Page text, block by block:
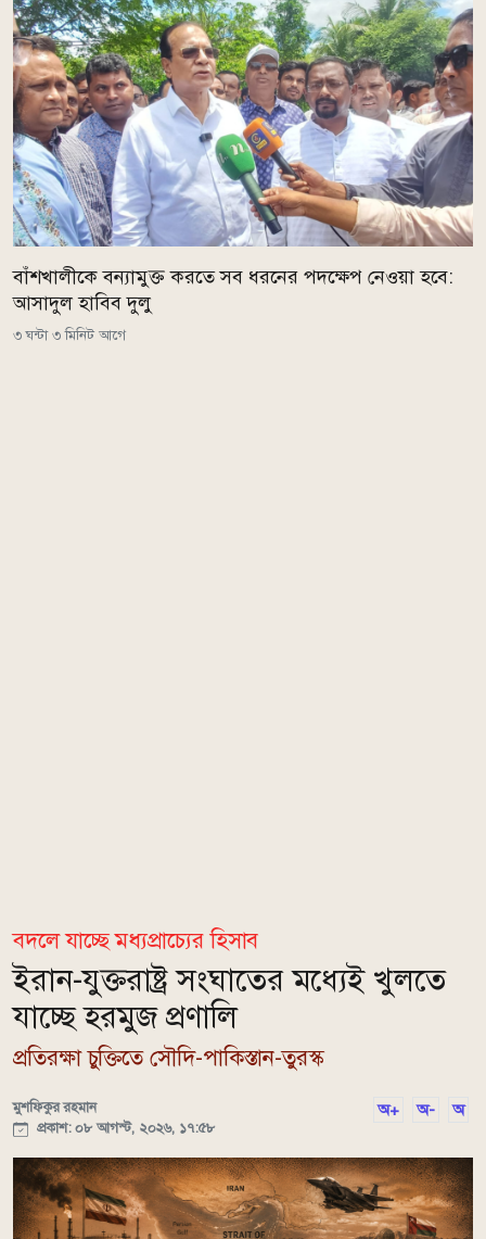
বাঁশখালীকে বন্যামুক্ত করতে সব ধরনের পদক্ষেপ নেওয়া হবে:
আসাদুল হাবিব দুলু
৩ ঘন্টা ৩ মিনিট আগে
বদলে যাচ্ছে মধ্যপ্রাচ্যের হিসাব
ইরান-যুক্তরাষ্ট্র সংঘাতের মধ্যেই খুলতে
যাচ্ছে হরমুজ প্রণালি
প্রতিরক্ষা চুক্তিতে সৌদি-পাকিস্তান-তুরস্ক
মুশফিকুর রহমান
প্রকাশ: ০৮ আগস্ট, ২০২৬, ১৭:৫৮
অ+ অ- অ